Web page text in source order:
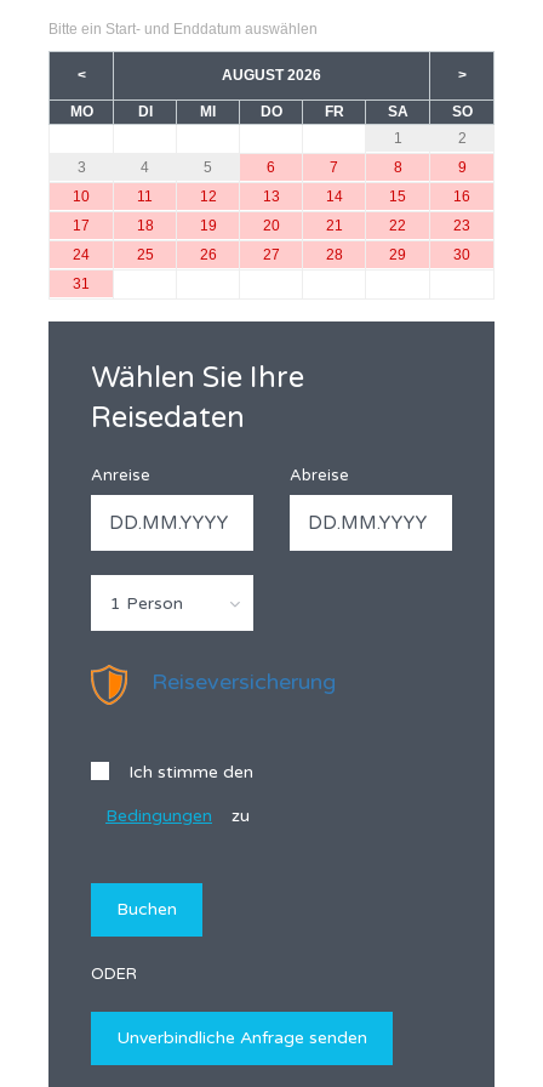
Bitte ein Start- und Enddatum auswählen
< AUGUST 2026 >
MO DI MI DO FR SA
SO
1
2
3
4 5 6 7 8
9
10
11 12 13 14 15
16
17
18 19 20 21 22
23
24
25 26 27 28 29
30
31
Wählen Sie Ihre
Reisedaten
Anreise Abreise
1 Person
Reiseversicherung
Ich stimme den
Bedingungen zu
ODER